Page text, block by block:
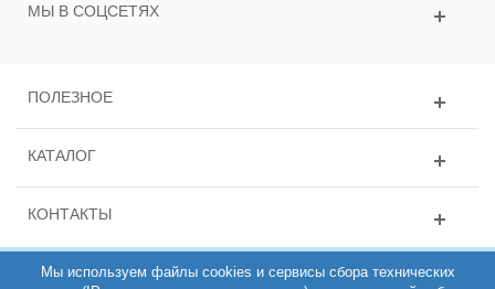
МЫ В СОЦСЕТЯХ
ПОЛЕЗНОЕ
КАТАЛОГ
КОНТАКТЫ
Мы используем файлы cookies и сервисы сбора технических